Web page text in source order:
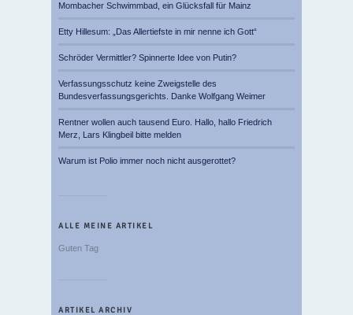
Mombacher Schwimmbad, ein Glücksfall für Mainz
Etty Hillesum: „Das Allertiefste in mir nenne ich Gott“
Schröder Vermittler? Spinnerte Idee von Putin?
Verfassungsschutz keine Zweigstelle des
Bundesverfassungsgerichts. Danke Wolfgang Weimer
Rentner wollen auch tausend Euro. Hallo, hallo Friedrich
Merz, Lars Klingbeil bitte melden
Warum ist Polio immer noch nicht ausgerottet?
ALLE MEINE ARTIKEL
Guten Tag
ARTIKEL ARCHIV